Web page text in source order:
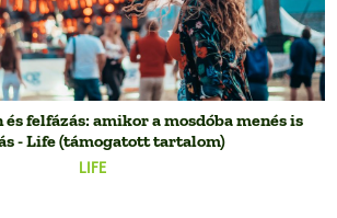
LIFE
felfázás: amikor a mosdóba menés is
- Life (támogatott tartalom)